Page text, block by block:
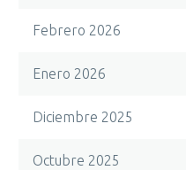
Febrero 2026
Enero 2026
Diciembre 2025
Octubre 2025